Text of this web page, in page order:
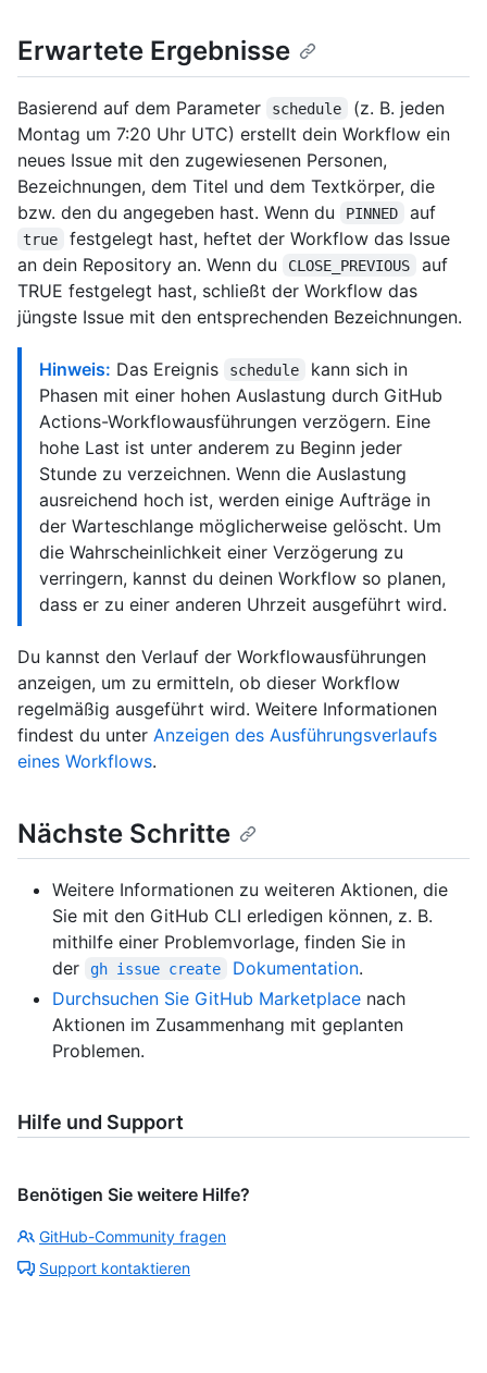
Erwartete Ergebnisse
Basierend auf dem Parameter schedule
(z. B. jeden
Montag um 7:20 Uhr UTC) erstellt dein Workflow ein
neues Issue mit den zugewiesenen Personen,
Bezeichnungen, dem Titel und dem Textkörper, die
bzw. den du angegeben hast. Wenn du
PINNED auf
true
festgelegt hast, heftet der Workflow das Issue
an dein Repository an. Wenn du
CLOSE_PREVIOUS
auf
TRUE festgelegt hast, schließt der Workflow das
jüngste Issue mit den entsprechenden Bezeichnungen.
Hinweis: Das Ereignis schedule
kann sich in
Phasen mit einer hohen Auslastung durch GitHub
Actions-Workflowausführungen verzögern. Eine
hohe Last ist unter anderem zu Beginn jeder
Stunde zu verzeichnen. Wenn die Auslastung
ausreichend hoch ist, werden einige Aufträge in
der Warteschlange möglicherweise gelöscht. Um
die Wahrscheinlichkeit einer Verzögerung zu
verringern, kannst du deinen Workflow so planen,
dass er zu einer anderen Uhrzeit ausgeführt wird.
Du kannst den Verlauf der Workflowausführungen
anzeigen, um zu ermitteln, ob dieser Workflow
regelmäßig ausgeführt wird. Weitere Informationen
findest du unter Anzeigen des Ausführungsverlaufs
eines Workflows.
Nächste Schritte
Weitere Informationen zu weiteren Aktionen, die
Sie mit den GitHub CLI erledigen können, z. B.
mithilfe einer Problemvorlage, finden Sie in
der
gh issue create Dokumentation.
Durchsuchen Sie GitHub Marketplace nach
Aktionen im Zusammenhang mit geplanten
Problemen.
Hilfe und Support
Benötigen Sie weitere Hilfe?
GitHub-Community fragen
Support kontaktieren